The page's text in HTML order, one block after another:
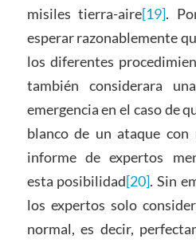
misiles tierra-aire[19].
esperar razonablemente
los diferentes
también considerara
emergencia en el caso de
blanco de un ataque con
informe de expertos
esta posibilidad[20]. Sin
los expertos solo
normal, es decir,